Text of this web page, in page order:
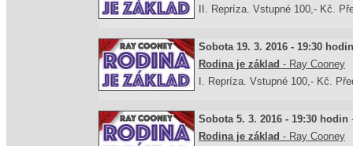
II. Repríza. Vstupné 100,- Kč.
Sobota 19. 3. 2016 - 19:30 hodin
Rodina je základ - Ray Cooney
I. Repríza. Vstupné 100,- Kč.
Sobota 5. 3. 2016 - 19:30 hodin
Rodina je základ - Ray Cooney